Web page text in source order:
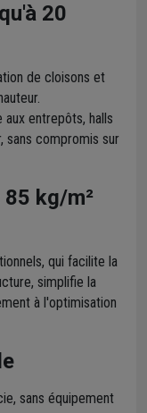
20
de cloisons et
entrepôts, halls
sans compromis sur
kg/m²
qui facilite la
simplifie la
à l'optimisation
sans équipement